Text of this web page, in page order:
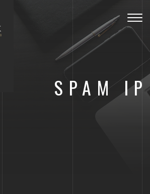
SPAM IP